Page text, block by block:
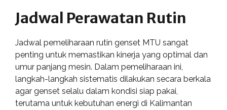
Jadwal Perawatan Rutin
Jadwal pemeliharaan rutin genset MTU sangat
penting untuk memastikan kinerja yang optimal dan
umur panjang mesin. Dalam pemeliharaan ini,
langkah-langkah sistematis dilakukan secara berkala
agar genset selalu dalam kondisi siap pakai,
terutama untuk kebutuhan energi di Kalimantan